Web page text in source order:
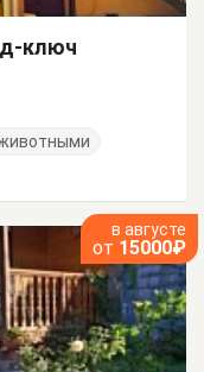
ключ
в августе
от 15000₽